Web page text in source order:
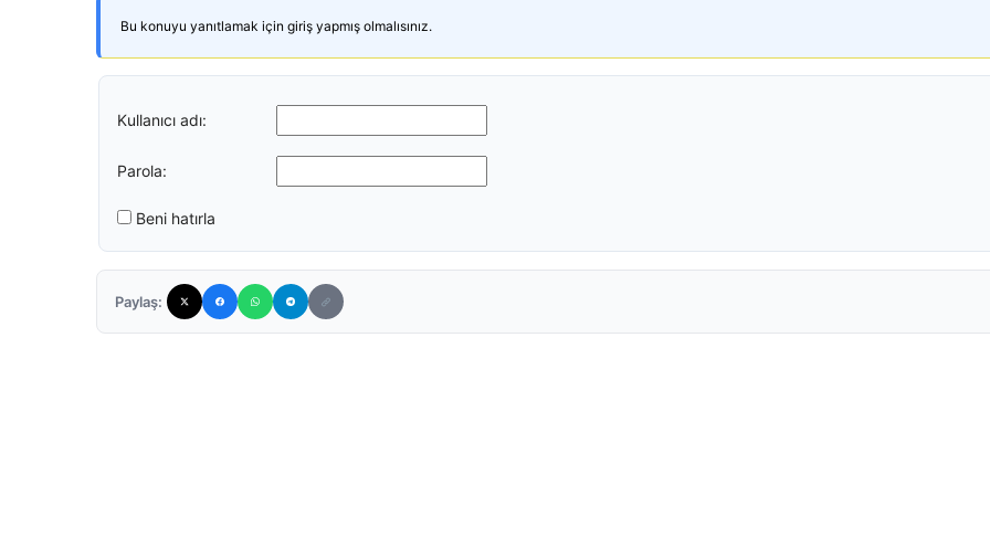
Bu konuyu yanıtlamak için giriş yapmış olmalısınız.
Kullanıcı adı:
Parola:
Beni hatırla
Paylaş: